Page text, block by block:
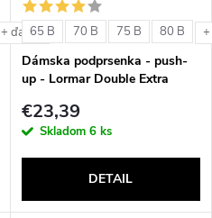
+ ďalšie65 B 70 B 75 B 80 B
Dámska podprsenka - push-
up - Lormar Double Extra
€23,39
Skladom 6 ks
DETAIL